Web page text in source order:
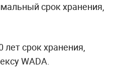
срок хранения,
срок хранения,
WADA.